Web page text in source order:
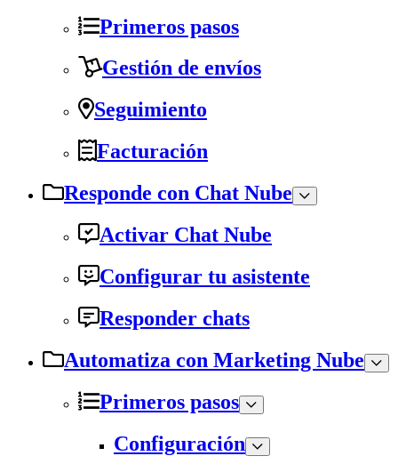
Primeros pasos
Gestión de envíos
Seguimiento
Facturación
Responde con Chat Nube
Activar Chat Nube
Configurar tu asistente
Responder chats
Automatiza con Marketing Nube
Primeros pasos
Configuración